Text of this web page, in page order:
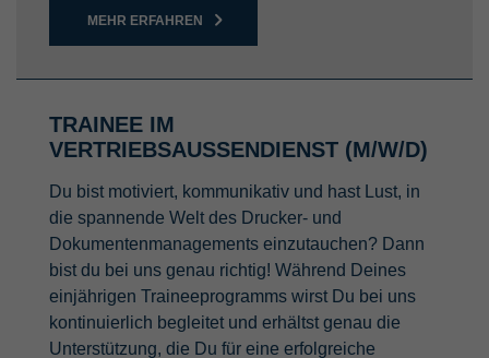
MEHR ERFAHREN
TRAINEE IM
VERTRIEBSAUSSENDIENST (M/W/D)
Du bist motiviert, kommunikativ und hast Lust, in
die spannende Welt des Drucker- und
Dokumentenmanagements einzutauchen? Dann
bist du bei uns genau richtig! Während Deines
einjährigen Traineeprogramms wirst Du bei uns
kontinuierlich begleitet und erhältst genau die
Unterstützung, die Du für eine erfolgreiche